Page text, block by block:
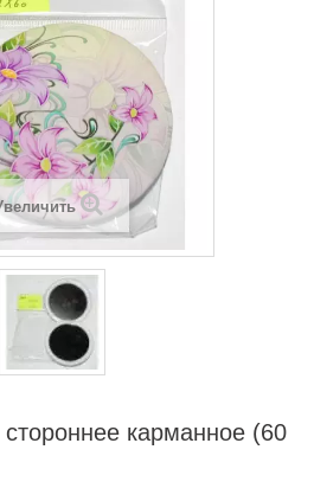
карманное (60